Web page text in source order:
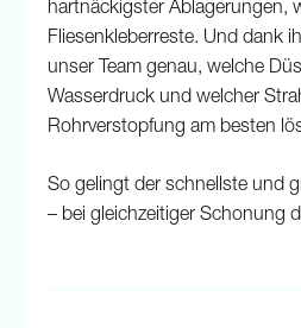
hartnäckigster Ablagerungen,
Fliesenkleberreste. Und dank
unser Team genau, welche
Wasserdruck und welcher
Rohrverstopfung am besten
So gelingt der schnellste und
– bei gleichzeitiger Schonung